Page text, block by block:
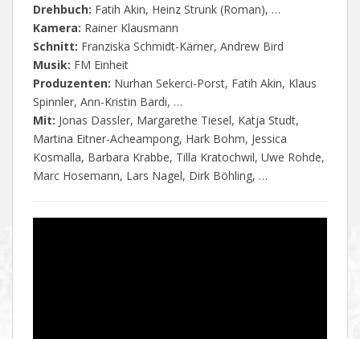
Drehbuch: Fatih Akin, Heinz Strunk (Roman), …
Kamera: Rainer Klausmann
Schnitt: Franziska Schmidt-Kärner, Andrew Bird
Musik: FM Einheit
Produzenten: Nurhan Sekerci-Porst, Fatih Akin, Klaus
Spinnler, Ann-Kristin Bardi, …
Mit: Jonas Dassler, Margarethe Tiesel, Katja Studt,
Martina Eitner-Acheampong, Hark Bohm, Jessica
Kosmalla, Barbara Krabbe, Tilla Kratochwil, Uwe Rohde,
Marc Hosemann, Lars Nagel, Dirk Böhling, …